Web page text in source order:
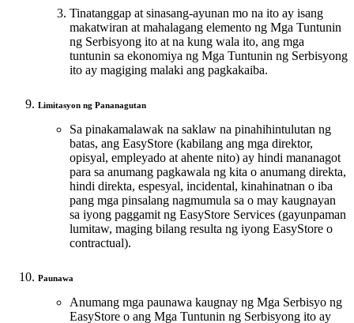
Tinatanggap at sinasang-ayunan mo na ito ay isang
makatwiran at mahalagang elemento ng Mga Tuntunin
ng Serbisyong ito at na kung wala ito, ang mga
tuntunin sa ekonomiya ng Mga Tuntunin ng Serbisyong
ito ay magiging malaki ang pagkakaiba.
Limitasyon ng Pananagutan
Sa pinakamalawak na saklaw na pinahihintulutan ng
batas, ang EasyStore (kabilang ang mga direktor,
opisyal, empleyado at ahente nito) ay hindi mananagot
para sa anumang pagkawala ng kita o anumang direkta,
hindi direkta, espesyal, incidental, kinahinatnan o iba
pang mga pinsalang nagmumula sa o may kaugnayan
sa iyong paggamit ng EasyStore Services (gayunpaman
lumitaw, maging bilang resulta ng iyong EasyStore o
contractual).
Paunawa
Anumang mga paunawa kaugnay ng Mga Serbisyo ng
EasyStore o ang Mga Tuntunin ng Serbisyong ito ay